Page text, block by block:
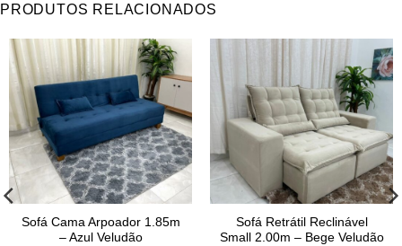
PRODUTOS RELACIONADOS
Sofá Cama Arpoador 1.85m
– Azul Veludão
Sofá Retrátil Reclinável
Small 2.00m – Bege Veludão